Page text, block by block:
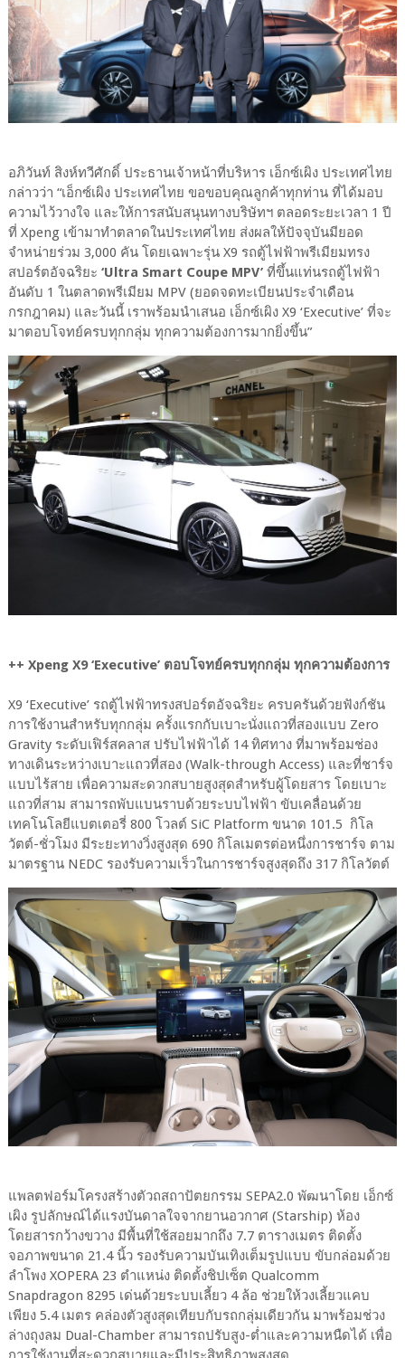
อภิวันท์ สิงห์ทวีศักดิ์ ประธานเจ้าหน้าที่บริหาร เอ็กซ์เผิง ประเทศไทย
กล่าวว่า “เอ็กซ์เผิง ประเทศไทย ขอขอบคุณลูกค้าทุกท่าน ที่ได้มอบ
ความไว้วางใจ และให้การสนับสนุนทางบริษัทฯ ตลอดระยะเวลา 1 ปี
ที่ Xpeng เข้ามาทำตลาดในประเทศไทย ส่งผลให้ปัจจุบันมียอด
จำหน่ายร่วม 3,000 คัน โดยเฉพาะรุ่น X9 รถตู้ไฟฟ้าพรีเมียมทรง
สปอร์ตอัจฉริยะ ‘Ultra Smart Coupe MPV’ที่ขึ้นแท่นรถตู้ไฟฟ้า
อันดับ 1 ในตลาดพรีเมียม MPV (ยอดจดทะเบียนประจำเดือน
กรกฎาคม) และวันนี้ เราพร้อมนำเสนอ เอ็กซ์เผิง X9 ‘Executive’ ที่จะ
มาตอบโจทย์ครบทุกกลุ่ม ทุกความต้องการมากยิ่งขึ้น”
++ Xpeng X9 ‘Executive’ ตอบโจทย์ครบทุกกลุ่ม ทุกความต้องการ
X9 ‘Executive’ รถตู้ไฟฟ้าทรงสปอร์ตอัจฉริยะ ครบครันด้วยฟังก์ชัน
การใช้งานสำหรับทุกกลุ่ม ครั้งแรกกับเบาะนั่งแถวที่สองแบบ Zero
Gravity ระดับเฟิร์สคลาส ปรับไฟฟ้าได้ 14 ทิศทาง ที่มาพร้อมช่อง
ทางเดินระหว่างเบาะแถวที่สอง (Walk-through Access) และที่ชาร์จ
แบบไร้สาย เพื่อความสะดวกสบายสูงสุดสำหรับผู้โดยสาร โดยเบาะ
แถวที่สาม สามารถพับแบนราบด้วยระบบไฟฟ้า ขับเคลื่อนด้วย
เทคโนโลยีแบตเตอรี่ 800 โวลต์ SiC Platform ขนาด 101.5 กิโล
วัตต์-ชั่วโมง มีระยะทางวิ่งสูงสุด 690 กิโลเมตรต่อหนึ่งการชาร์จ ตาม
มาตรฐาน NEDC รองรับความเร็วในการชาร์จสูงสุดถึง 317 กิโลวัตต์
แพลตฟอร์มโครงสร้างตัวถสถาปัตยกรรม SEPA2.0 พัฒนาโดย เอ็กซ์
เผิง รูปลักษณ์ได้แรงบันดาลใจจากยานอวกาศ (Starship) ห้อง
โดยสารกว้างขวาง มีพื้นที่ใช้สอยมากถึง 7.7 ตารางเมตร ติดตั้ง
จอภาพขนาด 21.4 นิ้ว รองรับความบันเทิงเต็มรูปแบบ ขับกล่อมด้วย
ลำโพง XOPERA 23 ตำแหน่ง ติดตั้งชิปเซ็ต Qualcomm
Snapdragon 8295 เด่นด้วยระบบเลี้ยว 4 ล้อ ช่วยให้วงเลี้ยวแคบ
เพียง 5.4 เมตร คล่องตัวสูงสุดเทียบกับรถกลุ่มเดียวกัน มาพร้อมช่วง
ล่างถุงลม Dual-Chamber สามารถปรับสูง-ต่ำและความหนืดได้ เพื่อ